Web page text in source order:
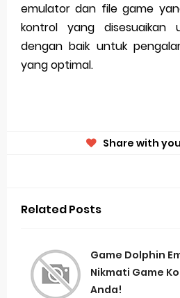
emulator dan file game
kontrol yang disesuaikan
dengan baik untuk
yang optimal.
Share with
Related Posts
Game Dolphin
Nikmati Game
Anda!